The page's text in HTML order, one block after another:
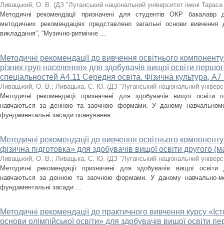
Ливацький, О. В. (ДЗ "Луганський національний університет імені
Методичні рекомендації призначені для студентів ОКР бакалавр
методичних рекомендаціях представлено загальні основи вивчення
викладання”, “Музично-ритмічне ...
Методичні рекомендації до вивчення освітнього
різних груп населення» для здобувачів вищої освіти
спеціальностей А4.11 Середня освіта. Фізична культура, А7
Ливацький, О. В.; Ливацька, С. Ю. (ДЗ "Луганський національний
Методичні рекомендації призначені для здобувачів вищої освіти
навчаються за денною та заочною формами. У даному
фундаментальні засади опанування ...
Методичні рекомендації до вивчення освітнього
фiзична пiдготовка» для здобувачів вищої освіти другого
Ливацький, О. В.; Ливацька, С. Ю. (ДЗ "Луганський національний
Методичні рекомендації призначені для здобувачів вищої освіти
навчаються за денною та заочною формами. У даному навчально-
фундаментальні засади ...
Методичні рекомендації до практичного вивчення курсу
основи олімпійської освіти» для здобувачів вищої освіти